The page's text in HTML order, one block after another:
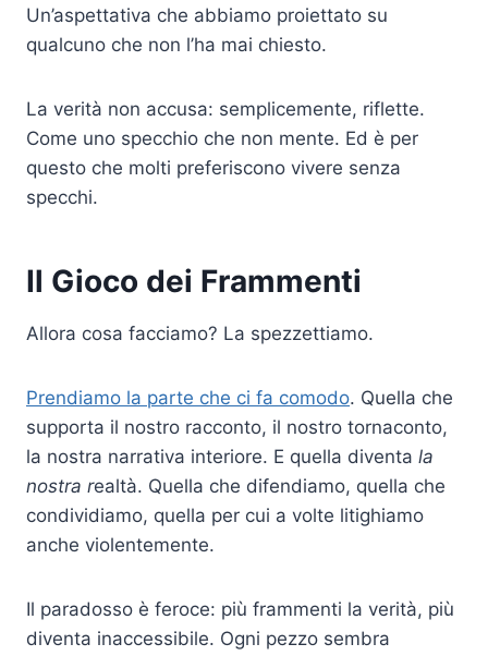
Un’aspettativa che abbiamo proiettato su
qualcuno che non l’ha mai chiesto.
La verità non accusa: semplicemente, riflette.
Come uno specchio che non mente. Ed è per
questo che molti preferiscono vivere senza
specchi.
Il Gioco dei Frammenti
Allora cosa facciamo? La spezzettiamo.
Prendiamo la parte che ci fa comodo. Quella che
supporta il nostro racconto, il nostro tornaconto,
la nostra narrativa interiore. E quella diventa la
nostra realtà. Quella che difendiamo, quella che
condividiamo, quella per cui a volte litighiamo
anche violentemente.
Il paradosso è feroce: più frammenti la verità, più
diventa inaccessibile. Ogni pezzo sembra